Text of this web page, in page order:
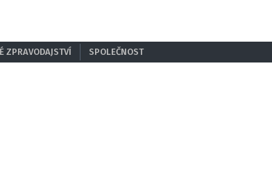
ZPRAVODAJSTVÍ SPOLEČNOST